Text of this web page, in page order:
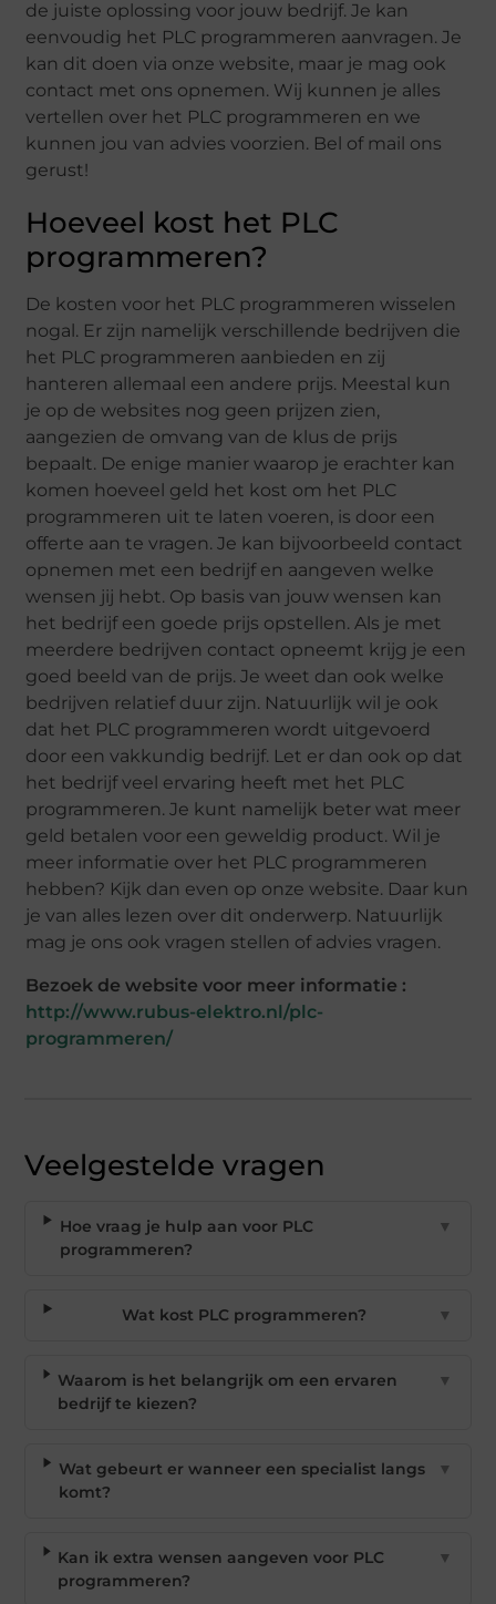
de juiste oplossing voor jouw bedrijf. Je kan
eenvoudig het PLC programmeren aanvragen. Je
kan dit doen via onze website, maar je mag ook
contact met ons opnemen. Wij kunnen je alles
vertellen over het PLC programmeren en we
kunnen jou van advies voorzien. Bel of mail ons
gerust!
Hoeveel kost het PLC
programmeren?
De kosten voor het PLC programmeren wisselen
nogal. Er zijn namelijk verschillende bedrijven die
het PLC programmeren aanbieden en zij
hanteren allemaal een andere prijs. Meestal kun
je op de websites nog geen prijzen zien,
aangezien de omvang van de klus de prijs
bepaalt. De enige manier waarop je erachter kan
komen hoeveel geld het kost om het PLC
programmeren uit te laten voeren, is door een
offerte aan te vragen. Je kan bijvoorbeeld contact
opnemen met een bedrijf en aangeven welke
wensen jij hebt. Op basis van jouw wensen kan
het bedrijf een goede prijs opstellen. Als je met
meerdere bedrijven contact opneemt krijg je een
goed beeld van de prijs. Je weet dan ook welke
bedrijven relatief duur zijn. Natuurlijk wil je ook
dat het PLC programmeren wordt uitgevoerd
door een vakkundig bedrijf. Let er dan ook op dat
het bedrijf veel ervaring heeft met het PLC
programmeren. Je kunt namelijk beter wat meer
geld betalen voor een geweldig product. Wil je
meer informatie over het PLC programmeren
hebben? Kijk dan even op onze website. Daar kun
je van alles lezen over dit onderwerp. Natuurlijk
mag je ons ook vragen stellen of advies vragen.
Bezoek de website voor meer informatie :
http://www.rubus-elektro.nl/plc-
programmeren/
Veelgestelde vragen
Hoe vraag je hulp aan voor PLC
programmeren?
▼
Wat kost PLC programmeren? ▼
Waarom is het belangrijk om een ervaren
bedrijf te kiezen?
▼
Wat gebeurt er wanneer een specialist langs
komt?
▼
Kan ik extra wensen aangeven voor PLC
programmeren?
▼